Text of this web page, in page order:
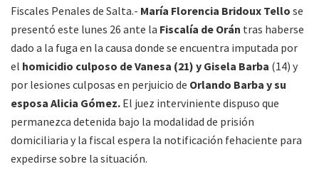
Fiscales Penales de Salta.- María Florencia Bridoux Tello se
presentó este lunes 26 ante la Fiscalía de Orán tras haberse
dado a la fuga en la causa donde se encuentra imputada por
el homicidio culposo de Vanesa (21) y Gisela Barba (14) y
por lesiones culposas en perjuicio de Orlando Barba y su
esposa Alicia Gómez. El juez interviniente dispuso que
permanezca detenida bajo la modalidad de prisión
domiciliaria y la fiscal espera la notificación fehaciente para
expedirse sobre la situación.